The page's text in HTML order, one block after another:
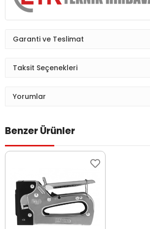
Garanti ve Teslimat
Taksit Seçenekleri
Yorumlar
Benzer Ürünler